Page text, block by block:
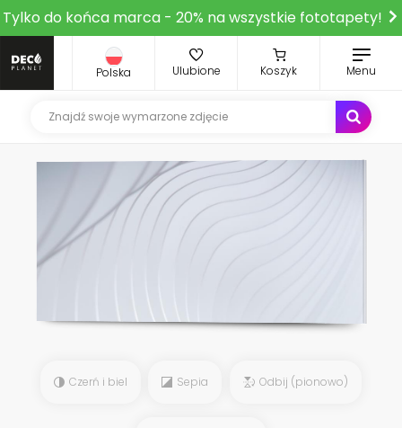
Tylko do końca marca - 20% na wszystkie fototapety!
Polska Ulubione Koszyk Menu
Czerń i biel Sepia Odbij (pionowo)